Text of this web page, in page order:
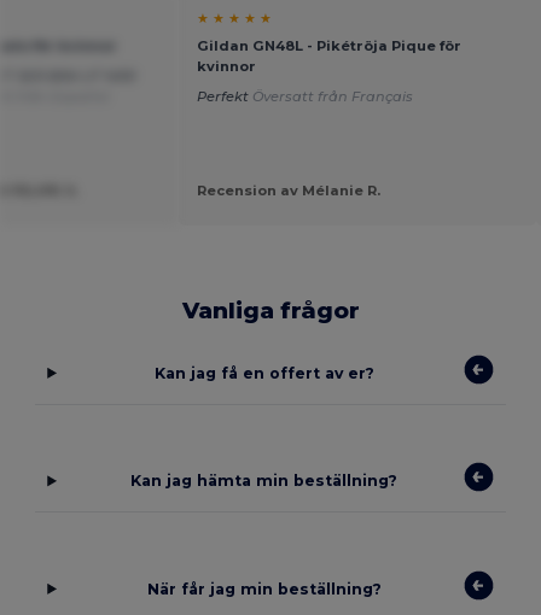
★ ★ ★ ★ ★
Gildan GN48L - Pikétröja Pique för
kvinnor
Perfekt Översatt från Français
Recension av Mélanie R.
Vanliga frågor
Kan jag få en offert av er?
Kan jag hämta min beställning?
När får jag min beställning?